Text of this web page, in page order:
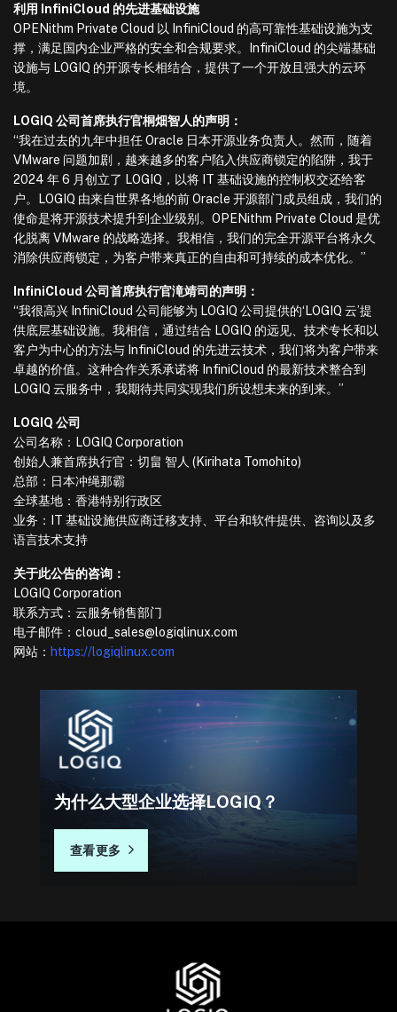
利用 InfiniCloud 的先进基础设施
OPENithm Private Cloud 以 InfiniCloud 的高可靠性基础设施为支
撑，满足国内企业严格的安全和合规要求。InfiniCloud 的尖端基础
设施与 LOGIQ 的开源专长相结合，提供了一个开放且强大的云环
境。
LOGIQ 公司首席执行官桐畑智人的声明：
“我在过去的九年中担任 Oracle 日本开源业务负责人。然而，随着
VMware 问题加剧，越来越多的客户陷入供应商锁定的陷阱，我于
2024 年 6 月创立了 LOGIQ，以将 IT 基础设施的控制权交还给客
户。LOGIQ 由来自世界各地的前 Oracle 开源部门成员组成，我们的
使命是将开源技术提升到企业级别。OPENithm Private Cloud 是优
化脱离 VMware 的战略选择。我相信，我们的完全开源平台将永久
消除供应商锁定，为客户带来真正的自由和可持续的成本优化。”
InfiniCloud 公司首席执行官滝靖司的声明：
“我很高兴 InfiniCloud 公司能够为 LOGIQ 公司提供的‘LOGIQ 云’提
供底层基础设施。我相信，通过结合 LOGIQ 的远见、技术专长和以
客户为中心的方法与 InfiniCloud 的先进云技术，我们将为客户带来
卓越的价值。这种合作关系承诺将 InfiniCloud 的最新技术整合到
LOGIQ 云服务中，我期待共同实现我们所设想未来的到来。”
LOGIQ 公司
公司名称：LOGIQ Corporation
创始人兼首席执行官：切畠 智人 (Kirihata Tomohito)
总部：日本冲绳那霸
全球基地：香港特别行政区
业务：IT 基础设施供应商迁移支持、平台和软件提供、咨询以及多
语言技术支持
关于此公告的咨询：
LOGIQ Corporation
联系方式：云服务销售部门
电子邮件：cloud_sales@logiqlinux.com
网站： https://logiqlinux.com
为什么大型企业选择LOGIQ？
查看更多